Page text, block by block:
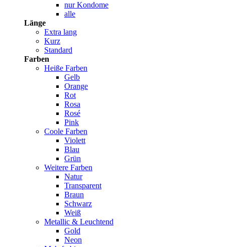
nur Kondome
alle
Länge
Extra lang
Kurz
Standard
Farben
Heiße Farben
Gelb
Orange
Rot
Rosa
Rosé
Pink
Coole Farben
Violett
Blau
Grün
Weitere Farben
Natur
Transparent
Braun
Schwarz
Weiß
Metallic & Leuchtend
Gold
Neon